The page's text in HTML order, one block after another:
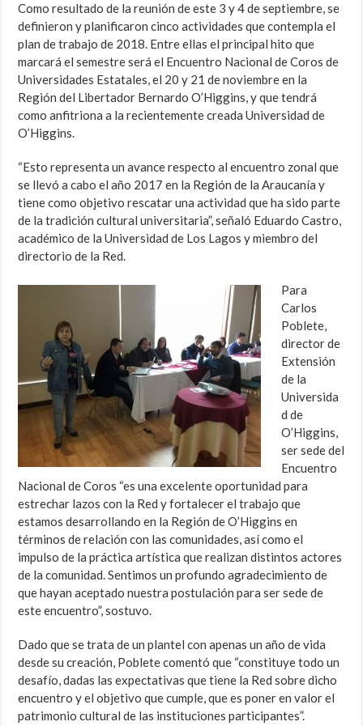
Como resultado de la reunión de este 3 y 4 de septiembre, se
definieron y planificaron cinco actividades que contempla el
plan de trabajo de 2018. Entre ellas el principal hito que
marcará el semestre será el Encuentro Nacional de Coros de
Universidades Estatales, el 20 y 21 de noviembre en la
Región del Libertador Bernardo O’Higgins, y que tendrá
como anfitriona a la recientemente creada Universidad de
O’Higgins.
“Esto representa un avance respecto al encuentro zonal que
se llevó a cabo el año 2017 en la Región de la Araucanía y
tiene como objetivo rescatar una actividad que ha sido parte
de la tradición cultural universitaria”, señaló Eduardo Castro,
académico de la Universidad de Los Lagos y miembro del
directorio de la Red.
Para
Carlos
Poblete,
director de
Extensión
de la
Universida
d de
O’Higgins,
ser sede del
Encuentro
Nacional de Coros “es una excelente oportunidad para
estrechar lazos con la Red y fortalecer el trabajo que
estamos desarrollando en la Región de O’Higgins en
términos de relación con las comunidades, así como el
impulso de la práctica artística que realizan distintos actores
de la comunidad. Sentimos un profundo agradecimiento de
que hayan aceptado nuestra postulación para ser sede de
este encuentro”, sostuvo.
Dado que se trata de un plantel con apenas un año de vida
desde su creación, Poblete comentó que “constituye todo un
desafío, dadas las expectativas que tiene la Red sobre dicho
encuentro y el objetivo que cumple, que es poner en valor el
patrimonio cultural de las instituciones participantes”.